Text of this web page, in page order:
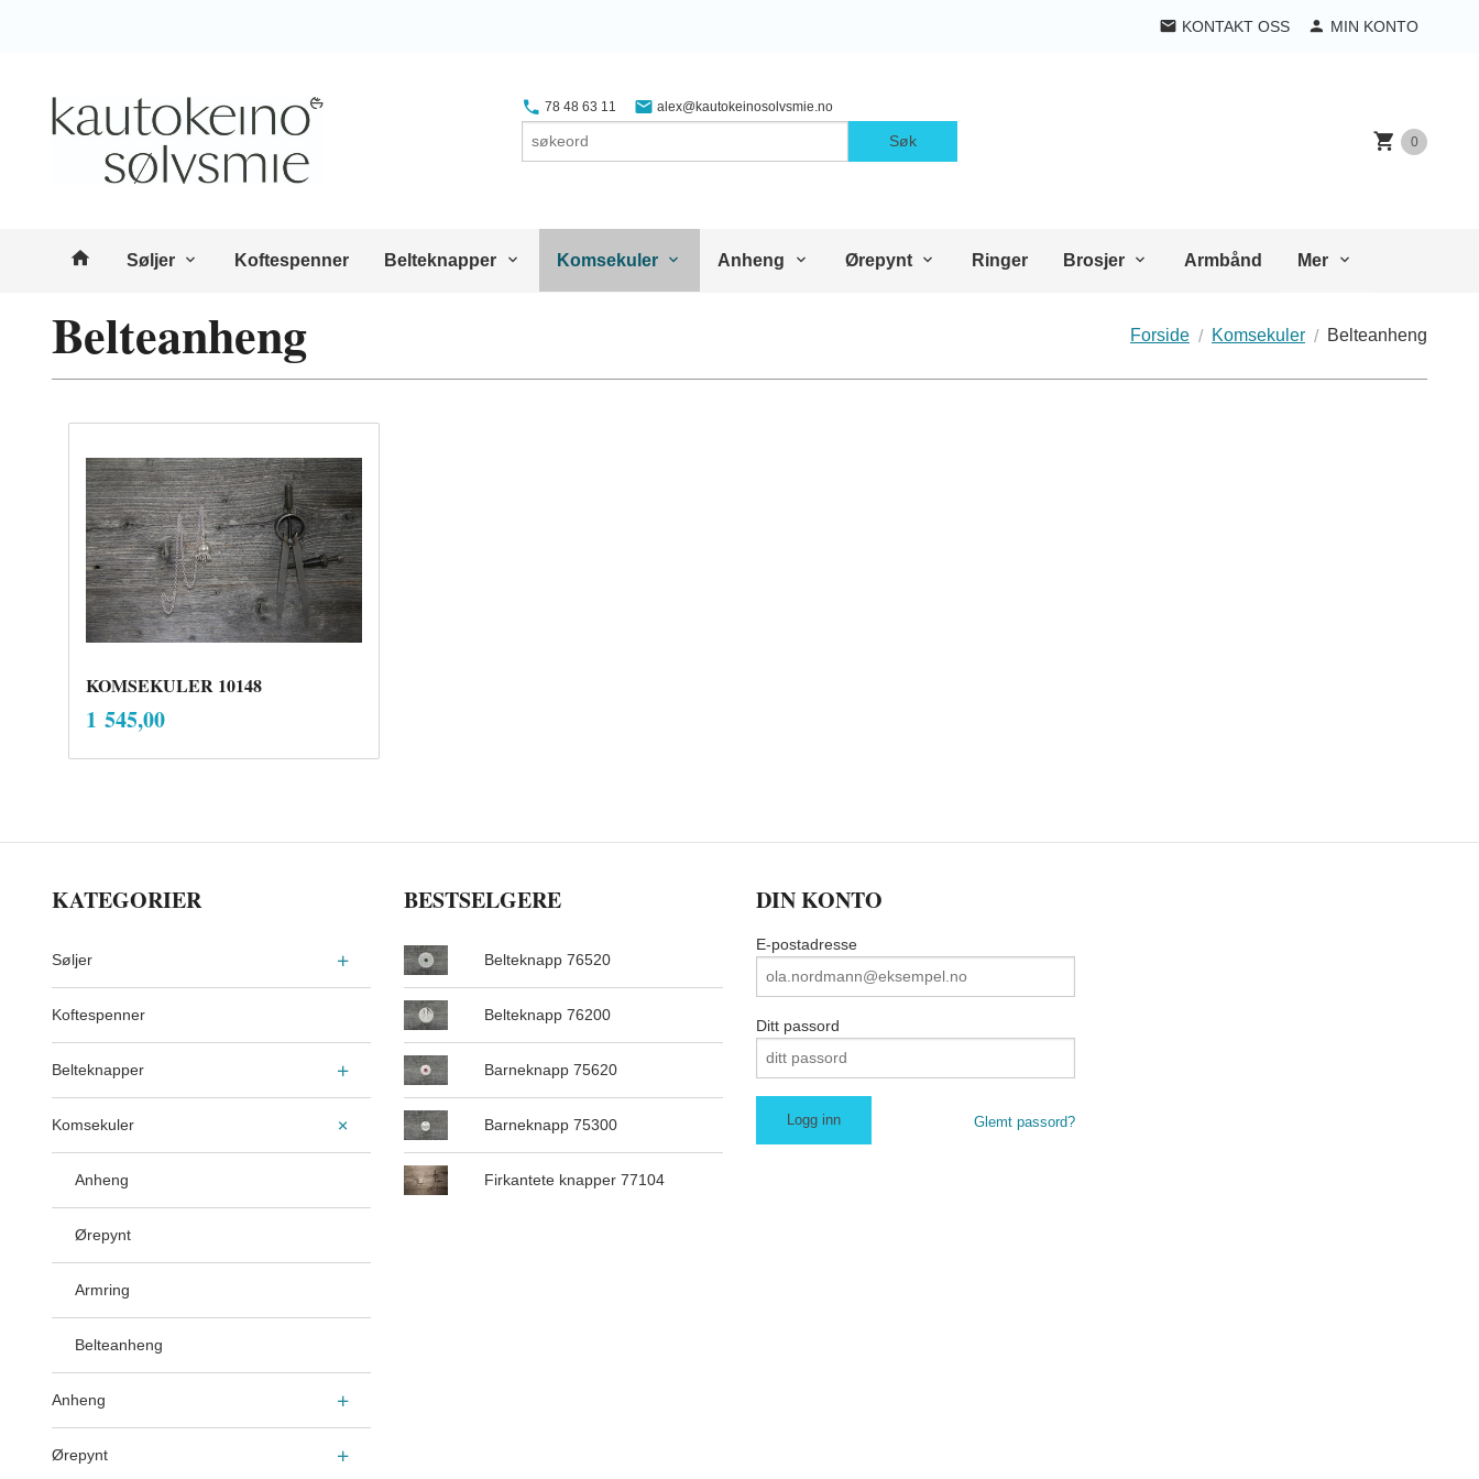
KONTAKT OSS MIN KONTO
78 48 63 11 alex@kautokeinosolvsmie.no
Søk 0
Produkter
Søljer Koftespenner Belteknapper Komsekuler Anheng Ørepynt Ringer Brosjer Armbånd Mer
Forside Komsekuler Belteanheng
Belteanheng
KOMSEKULER 10148
Pris
1 545,00
KATEGORIER
Søljer
Koftespenner
Belteknapper
Komsekuler
Anheng
Ørepynt
Armring
Belteanheng
Anheng
Ørepynt
BESTSELGERE
Belteknapp 76520
Belteknapp 76200
Barneknapp 75620
Barneknapp 75300
Firkantete knapper 77104
DIN KONTO
E-postadresse
Ditt passord
Glemt passord?